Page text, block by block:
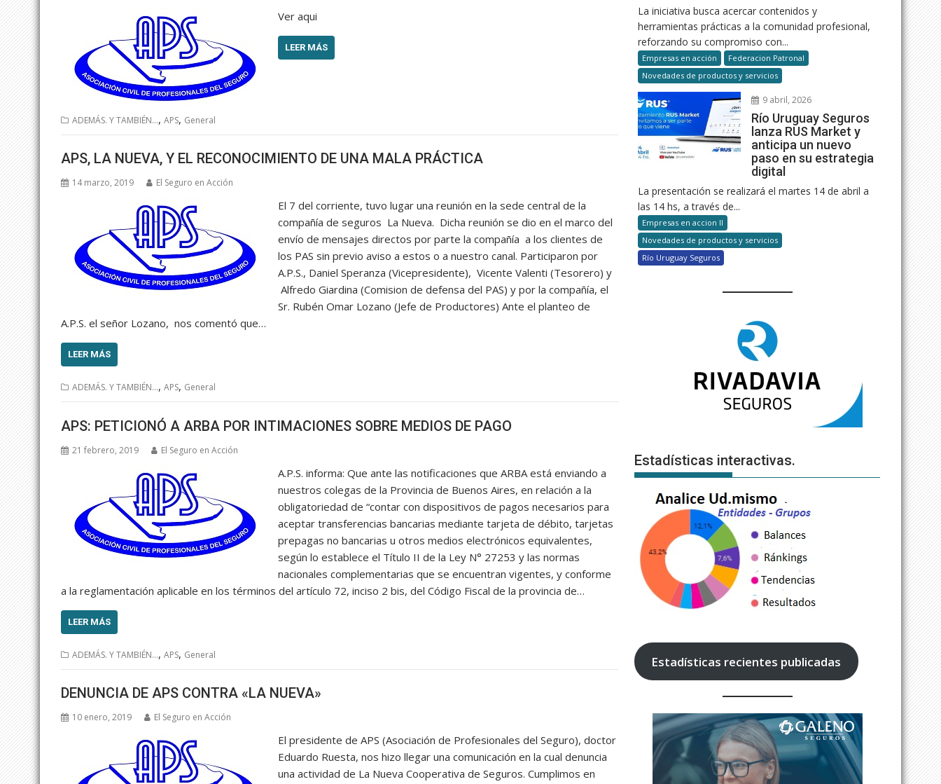
Ver aqui
LEER MÁS
ADEMÁS. Y TAMBIÉN..., APS, General
APS, LA NUEVA, Y EL RECONOCIMIENTO DE UNA MALA PRÁCTICA
14 marzo, 2019 El Seguro en Acción
El 7 del corriente, tuvo lugar una reunión en la sede central de la
compañía de seguros La Nueva. Dicha reunión se dio en el marco del
envío de mensajes directos por parte la compañía a los clientes de
los PAS sin previo aviso a estos o a nuestro canal. Participaron por
A.P.S., Daniel Speranza (Vicepresidente), Vicente Valenti (Tesorero) y
Alfredo Giardina (Comision de defensa del PAS) y por la compañía, el
Sr. Rubén Omar Lozano (Jefe de Productores) Ante el planteo de
A.P.S. el señor Lozano, nos comentó que…
LEER MÁS
ADEMÁS. Y TAMBIÉN..., APS, General
APS: PETICIONÓ A ARBA POR INTIMACIONES SOBRE MEDIOS DE PAGO
21 febrero, 2019 El Seguro en Acción
A.P.S. informa: Que ante las notificaciones que ARBA está enviando a
nuestros colegas de la Provincia de Buenos Aires, en relación a la
obligatoriedad de “contar con dispositivos de pagos necesarios para
aceptar transferencias bancarias mediante tarjeta de débito, tarjetas
prepagas no bancarias u otros medios electrónicos equivalentes,
según lo establece el Título II de la Ley N° 27253 y las normas
nacionales complementarias que se encuentran vigentes, y conforme
a la reglamentación aplicable en los términos del artículo 72, inciso 2 bis, del Código Fiscal de la provincia de…
LEER MÁS
ADEMÁS. Y TAMBIÉN..., APS, General
DENUNCIA DE APS CONTRA «LA NUEVA»
10 enero, 2019 El Seguro en Acción
El presidente de APS (Asociación de Profesionales del Seguro), doctor
Eduardo Ruesta, nos hizo llegar una comunicación en la cual denuncia
una actividad de La Nueva Cooperativa de Seguros. Cumplimos en
La iniciativa busca acercar contenidos y
herramientas prácticas a la comunidad profesional,
reforzando su compromiso con...
Empresas en acción
Federacion Patronal
Novedades de productos y servicios
9 abril, 2026
Río Uruguay Seguros
lanza RUS Market y
anticipa un nuevo
paso en su estrategia
digital
La presentación se realizará el martes 14 de abril a
las 14 hs, a través de...
Empresas en accion II
Novedades de productos y servicios
Río Uruguay Seguros
Estadísticas interactivas.
Estadísticas recientes publicadas